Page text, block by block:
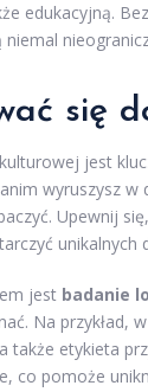
edukacyjną.
się
jest
wyruszysz
Upewnij
unikalnych
jest badanie
Na przykład,
także etykieta
co pomoże